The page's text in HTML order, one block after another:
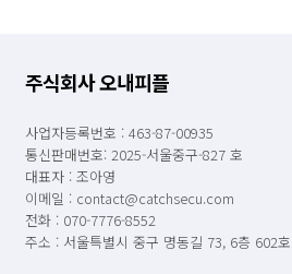
주식회사 오내피플
사업자등록번호 : 463-87-00935
통신판매번호: 2025-서울중구-827 호
대표자 : 조아영
이메일 : contact@catchsecu.com
전화 : 070-7776-8552
주소 : 서울특별시 중구 명동길 73, 6층 602